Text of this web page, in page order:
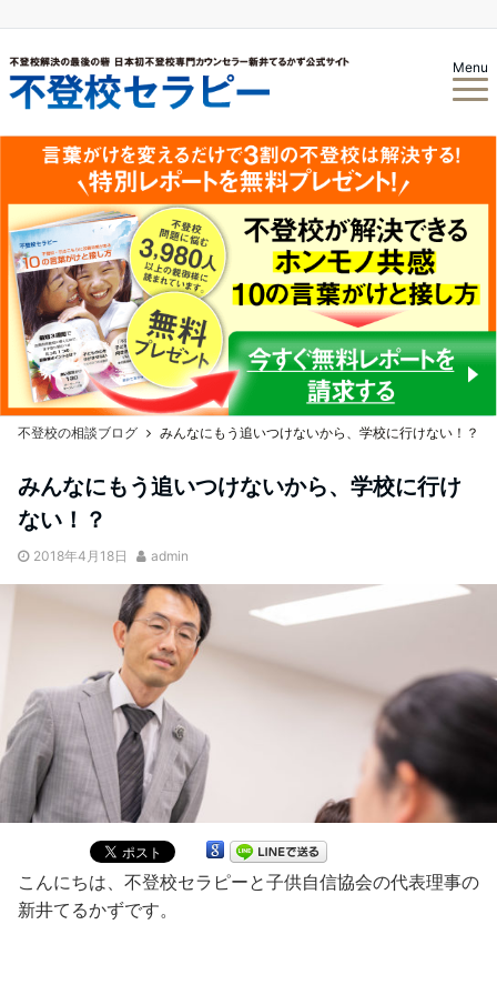
Menu
不登校の相談ブログ みんなにもう追いつけないから、学校に行けない！？
みんなにもう追いつけないから、学校に行け
ない！？
2018年4月18日 admin
こんにちは、不登校セラピーと子供自信協会の代表理事の
新井てるかずです。